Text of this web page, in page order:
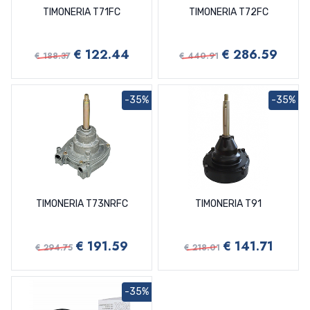
TIMONERIA T71FC
€ 188.37 € 122.44
TIMONERIA T72FC
€ 440.91 € 286.59
TIMONERIA T73NRFC
€ 294.75 € 191.59
-35%
TIMONERIA T91
€ 218.01 € 141.71
-35%
-35%